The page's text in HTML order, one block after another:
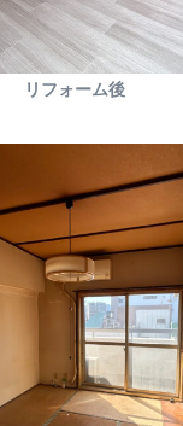
リフォーム後